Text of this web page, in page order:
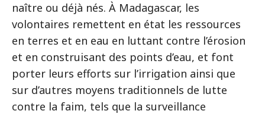
naître ou déjà nés. À Madagascar, les
volontaires remettent en état les ressources
en terres et en eau en luttant contre l’érosion
et en construisant des points d’eau, et font
porter leurs efforts sur l’irrigation ainsi que
sur d’autres moyens traditionnels de lutte
contre la faim, tels que la surveillance